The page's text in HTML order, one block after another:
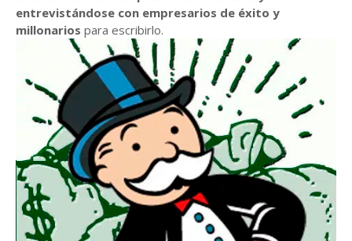
entrevistándose con empresarios de éxito y
millonarios para escribirlo.